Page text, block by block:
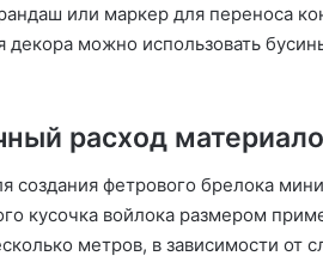
или маркер для переноса
декора можно использовать
расход
создания фетрового брелока
кусочка войлока размером
метров, в зависимости от